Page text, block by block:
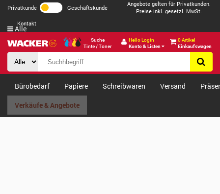
Privatkunde Geschäftskunde
Angebote gelten für Privatkunden.
Preise inkl. gesetzl. MwSt.
Kontakt
Suche
Tinte / Toner
Hello Login
Konto & Listen
0 Artikel
Einkaufswagen
Alle
Bürobedarf Papiere Schreibwaren Versand
Verkäufe & Angebote